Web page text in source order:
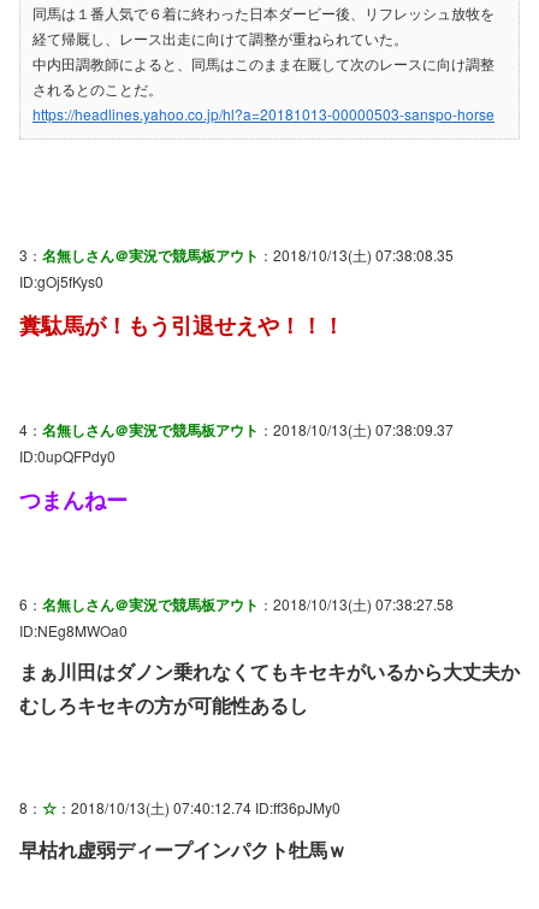
同馬は１番人気で６着に終わった日本ダービー後、リフレッシュ放牧を
経て帰厩し、レース出走に向けて調整が重ねられていた。
中内田調教師によると、同馬はこのまま在厩して次のレースに向け調整
されるとのことだ。
https://headlines.yahoo.co.jp/hl?a=20181013-00000503-sanspo-horse
3： 名無しさん＠実況で競馬板アウト ：2018/10/13(土) 07:38:08.35
ID:gOj5fKys0
糞駄馬が！もう引退せえや！！！
4： 名無しさん＠実況で競馬板アウト ：2018/10/13(土) 07:38:09.37
ID:0upQFPdy0
つまんねー
6： 名無しさん＠実況で競馬板アウト ：2018/10/13(土) 07:38:27.58
ID:NEg8MWOa0
まぁ川田はダノン乗れなくてもキセキがいるから大丈夫か
むしろキセキの方が可能性あるし
8： ☆ ：2018/10/13(土) 07:40:12.74 ID:ff36pJMy0
早枯れ虚弱ディープインパクト牡馬ｗ